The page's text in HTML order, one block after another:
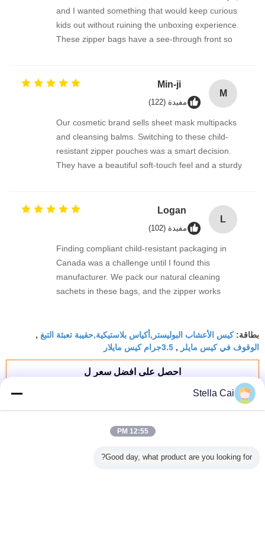
and I wanted something that would keep curious
kids out without ruining the unboxing experience.
These zipper bags have a see-through front so
having these at home. The bags are also
recyclable where we are — bonus points!
M
Min-ji
مفيدة (122)
Our cosmetic brand sells sheet mask multipacks
and cleansing balms. Switching to these child-
resistant zipper pouches was a smart decision.
They have a beautiful soft-touch feel and a sturdy
line, and the delivery was prompt. 강력 추천합니
L
Logan
مفيدة (102)
Finding compliant child-resistant packaging in
Canada was a challenge until I found this
manufacturer. We pack our natural cleaning
sachets in these bags, and the zipper works
beautifully. Fast shipping, excellent print quality,
and fantastic support from the team.
بطاقة:كيس الأعشاب البوليستر,أكياس بلاستيكية,حقيبة تعبئة التبغ ,
الوقوف في كيس مايلر , 3.5جرام كيس مايلار
احصل على افضل سعر ل
الحلوى الطباعة المخصصة قطعة
الشوكولاته المطاطية
استمر
Stella Cai
12:55 PM
Good day, what product are you looking for?